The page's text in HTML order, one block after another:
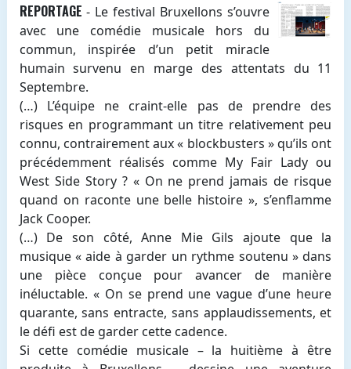
REPORTAGE - Le festival Bruxellons s’ouvre
avec une comédie musicale hors du
commun, inspirée d’un petit miracle
humain survenu en marge des attentats du 11
Septembre.
(…) L’équipe ne craint-elle pas de prendre des
risques en programmant un titre relativement peu
connu, contrairement aux « blockbusters » qu’ils ont
précédemment réalisés comme My Fair Lady ou
West Side Story ? « On ne prend jamais de risque
quand on raconte une belle histoire », s’enflamme
Jack Cooper.
(…) De son côté, Anne Mie Gils ajoute que la
musique « aide à garder un rythme soutenu » dans
une pièce conçue pour avancer de manière
inéluctable. « On se prend une vague d’une heure
quarante, sans entracte, sans applaudissements, et
le défi est de garder cette cadence.
Si cette comédie musicale – la huitième à être